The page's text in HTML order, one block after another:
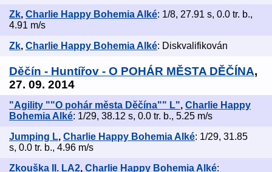
Zk, Charlie Happy Bohemia Alké: 1/8, 27.91 s, 0.0 tr. b.,
4.91 m/s
Zk, Charlie Happy Bohemia Alké: Diskvalifikován
Děčín - Huntířov - O POHÁR MĚSTA DĚČÍNA,
27. 09. 2014
"Agility ""O pohár města Děčína"" L", Charlie Happy
Bohemia Alké: 1/29, 38.12 s, 0.0 tr. b., 5.25 m/s
Jumping L, Charlie Happy Bohemia Alké: 1/29, 31.85
s, 0.0 tr. b., 4.96 m/s
Zkouška II. LA2, Charlie Happy Bohemia Alké: